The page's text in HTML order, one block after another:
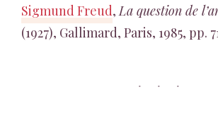
Sigmund Freud,La question de
(1927), Gallimard, Paris, 1985, pp.